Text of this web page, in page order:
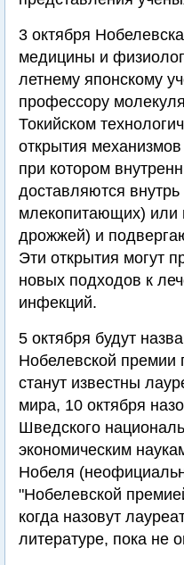
3 октября
медицины и
летнему японскому
профессору
Токийском
открытия
при котором
доставляются
млекопитающих) или
дрожжей) и
Эти открытия могут
новых подходов к
инфекций.
5 октября будут
Нобелевской премии
станут известны
мира, 10 октября
Шведского
экономическим
Нобеля
"Нобелевской
когда назовут
литературе, пока не